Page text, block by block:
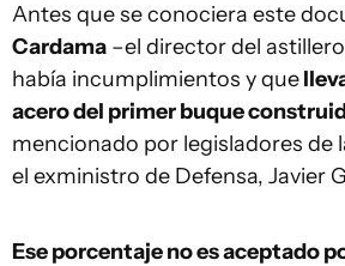
Antes que se conociera este
Cardama –el director del
había incumplimientos y que
acero del primer buque
mencionado por legisladores de
el exministro de Defensa, Javier
Ese porcentaje no es aceptado